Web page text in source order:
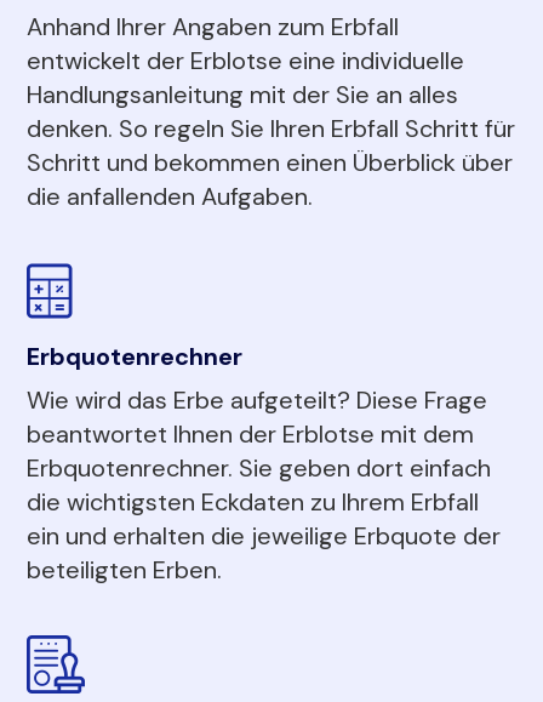
Anhand Ihrer Angaben zum Erbfall
entwickelt der Erblotse eine individuelle
Handlungsanleitung mit der Sie an alles
denken. So regeln Sie Ihren Erbfall Schritt für
Schritt und bekommen einen Überblick über
die anfallenden Aufgaben.
Erbquotenrechner
Wie wird das Erbe aufgeteilt? Diese Frage
beantwortet Ihnen der Erblotse mit dem
Erbquotenrechner. Sie geben dort einfach
die wichtigsten Eckdaten zu Ihrem Erbfall
ein und erhalten die jeweilige Erbquote der
beteiligten Erben.